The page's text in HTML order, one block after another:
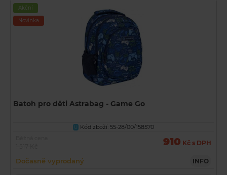
Akční
Novinka
Batoh pro děti Astrabag - Game Go
U
Kód zboží: 55-28/00/158570
910 Kč s DPH
Dočasně vyprodaný INFO